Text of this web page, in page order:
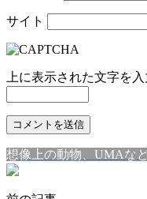
サイト
上に表示された文字を
想像上の動物、UMAな